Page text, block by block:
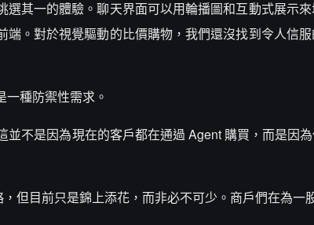
其一的體驗。聊天界面可以用輪播圖和互動式展示
。對於視覺驅動的比價購物，我們還沒找到令人信
種防禦性需求。
並不是因為現在的客戶都在通過 Agent 購買，而是因
但目前只是錦上添花，而非必不可少。商戶們在為一